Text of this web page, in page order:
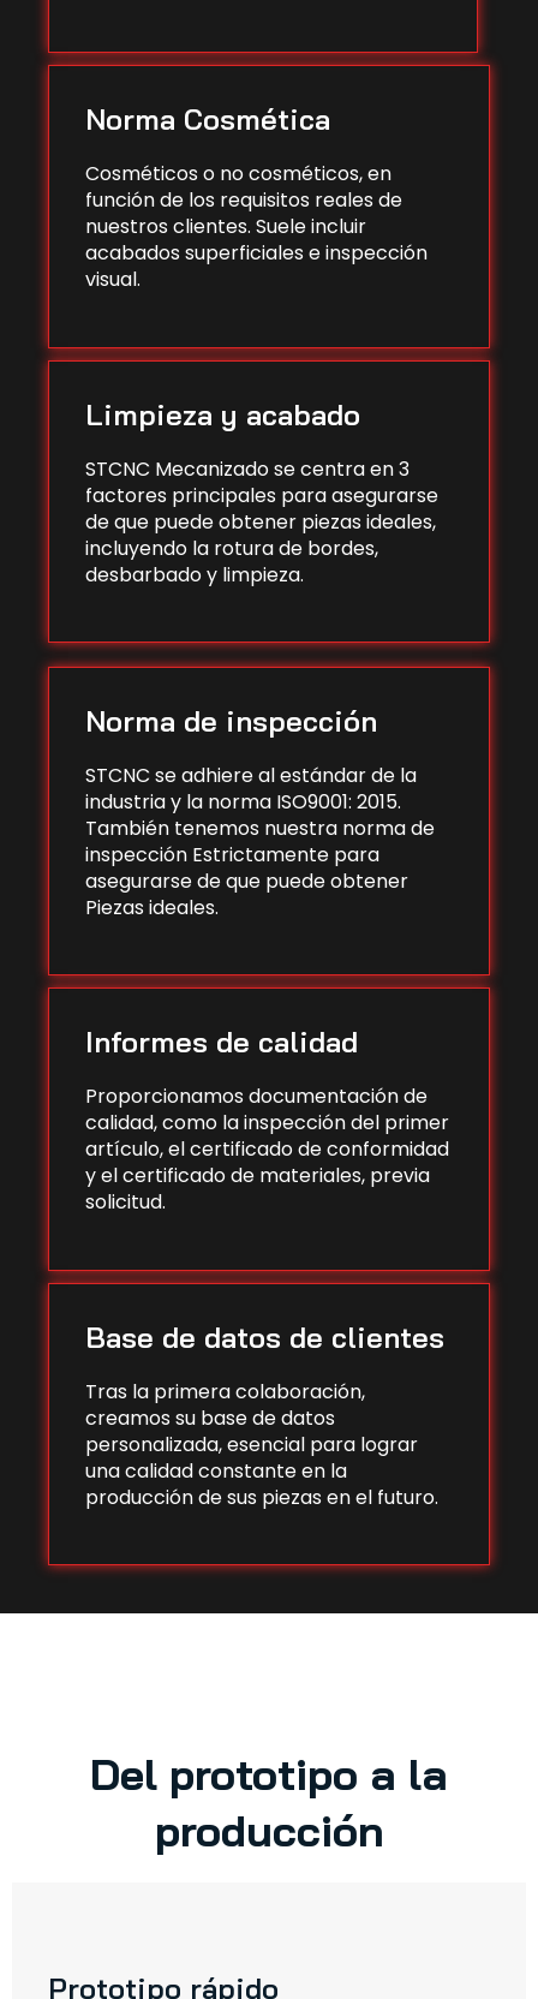
Norma Cosmética
Cosméticos o no cosméticos, en
función de los requisitos reales de
nuestros clientes. Suele incluir
acabados superficiales e inspección
visual.
Limpieza y acabado
STCNC Mecanizado se centra en 3
factores principales para asegurarse
de que puede obtener piezas ideales,
incluyendo la rotura de bordes,
desbarbado y limpieza.
Norma de inspección
STCNC se adhiere al estándar de la
industria y la norma ISO9001: 2015.
También tenemos nuestra norma de
inspección Estrictamente para
asegurarse de que puede obtener
Piezas ideales.
Informes de calidad
Proporcionamos documentación de
calidad, como la inspección del primer
artículo, el certificado de conformidad
y el certificado de materiales, previa
solicitud.
Base de datos de clientes
Tras la primera colaboración,
creamos su base de datos
personalizada, esencial para lograr
una calidad constante en la
producción de sus piezas en el futuro.
Del prototipo a la
producción
Prototipo rápido